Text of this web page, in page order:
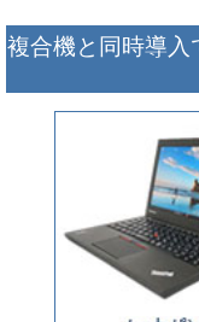
複合機と同時導入